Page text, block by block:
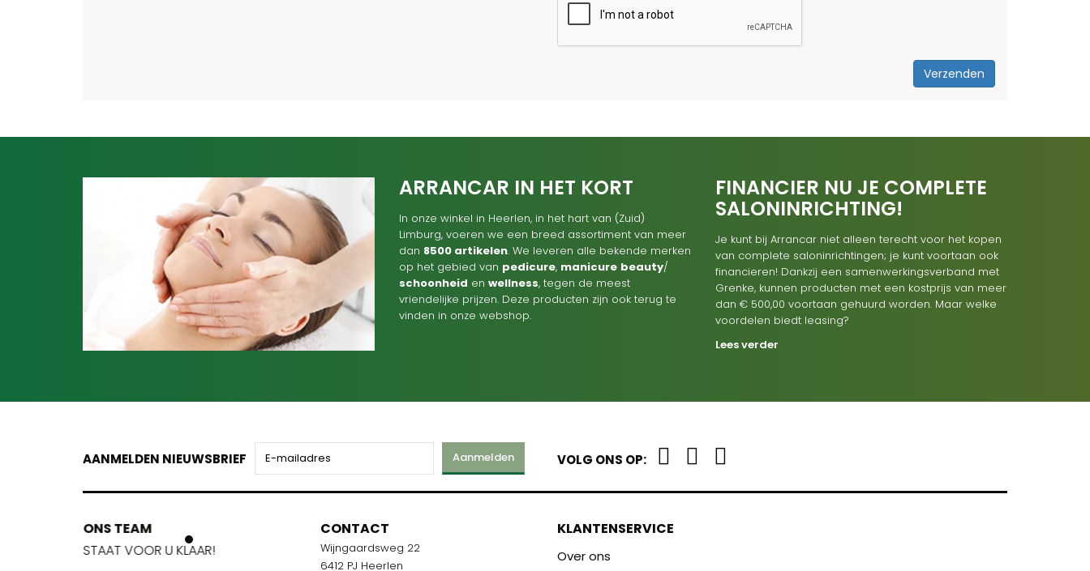
Verzenden
ARRANCAR IN HET KORT
In onze winkel in Heerlen, in het hart van (Zuid)
Limburg, voeren we een breed assortiment van meer
dan 8500 artikelen. We leveren alle bekende merken
op het gebied van pedicure, manicure beauty/
schoonheid en wellness, tegen de meest
vriendelijke prijzen. Deze producten zijn ook terug te
vinden in onze webshop.
FINANCIER NU JE COMPLETE
SALONINRICHTING!
Je kunt bij Arrancar niet alleen terecht voor het kopen
van complete saloninrichtingen; je kunt voortaan ook
financieren! Dankzij een samenwerkingsverband met
Grenke, kunnen producten met een kostprijs van meer
dan € 500,00 voortaan gehuurd worden. Maar welke
voordelen biedt leasing?
Lees verder
AANMELDEN NIEUWSBRIEF Aanmelden VOLG ONS OP:
ONS TEAM
STAAT VOOR U KLAAR!
ONS TEAM
STAAT VOOR U KLAAR!
CONTACT
Wijngaardsweg 22
6412 PJ Heerlen
KLANTENSERVICE
Over ons